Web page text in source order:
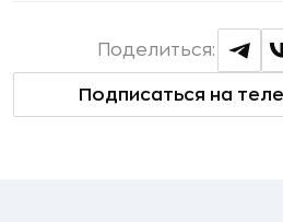
Подписаться на
Поделиться: